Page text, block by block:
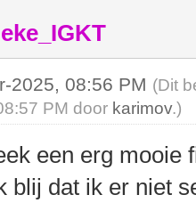
2025, 08:56 PM (Dit
PM door karimov.)
een erg mooie
blij dat ik er niet